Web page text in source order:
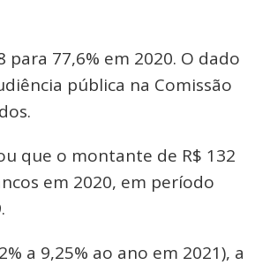
77,6% em 2020. O dado
pública na Comissão
que o montante de R$ 132
em 2020, em período
a 9,25% ao ano em 2021), a